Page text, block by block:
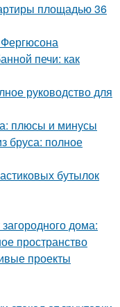
площадью 36
печи: как
руководство для
плюсы и минусы
бруса: полное
бутылок
дома:
пространство
проекты